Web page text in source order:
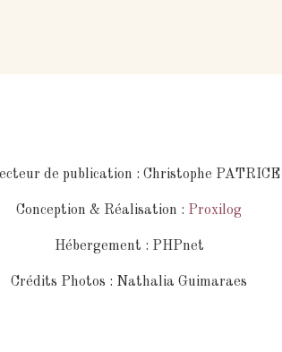
de publication : Christophe PATRICE
Conception & Réalisation : Proxilog
Hébergement : PHPnet
Crédits Photos : Nathalia Guimaraes